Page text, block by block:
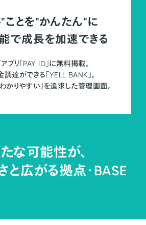
ことを"かんたん"に
で成長を加速できる
プリ「PAY ID」に無料掲載。
達ができる「YELL BANK」。
わかりやすい」を追求した管理画面。
な可能性が、
と広がる拠点・BASE